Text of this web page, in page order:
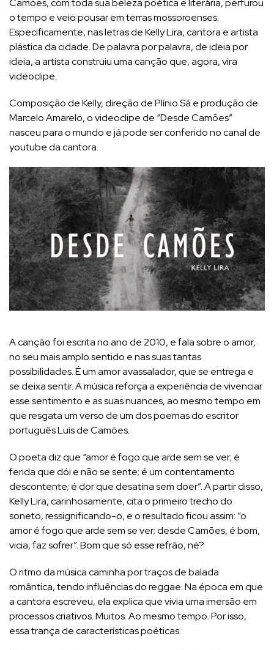
Camões, com toda sua beleza poética e literária, perfurou
o tempo e veio pousar em terras mossoroenses.
Especificamente, nas letras de Kelly Lira, cantora e artista
plástica da cidade. De palavra por palavra, de ideia por
ideia, a artista construiu uma canção que, agora, vira
videoclipe.
Composição de Kelly, direção de Plínio Sá e produção de
Marcelo Amarelo, o videoclipe de “Desde Camões”
nasceu para o mundo e já pode ser conferido no canal de
youtube da cantora.
A canção foi escrita no ano de 2010, e fala sobre o amor,
no seu mais amplo sentido e nas suas tantas
possibilidades. É um amor avassalador, que se entrega e
se deixa sentir. A música reforça a experiência de vivenciar
esse sentimento e as suas nuances, ao mesmo tempo em
que resgata um verso de um dos poemas do escritor
português Luís de Camões.
O poeta diz que “amor é fogo que arde sem se ver; é
ferida que dói e não se sente; é um contentamento
descontente; é dor que desatina sem doer”. A partir disso,
Kelly Lira, carinhosamente, cita o primeiro trecho do
soneto, ressignificando-o, e o resultado ficou assim: “o
amor é fogo que arde sem se ver; desde Camões, é bom,
vicia, faz sofrer”. Bom que só esse refrão, né?
O ritmo da música caminha por traços de balada
romântica, tendo influências do reggae. Na época em que
a cantora escreveu, ela explica que vivia uma imersão em
processos criativos. Muitos. Ao mesmo tempo. Por isso,
essa trança de características poéticas.